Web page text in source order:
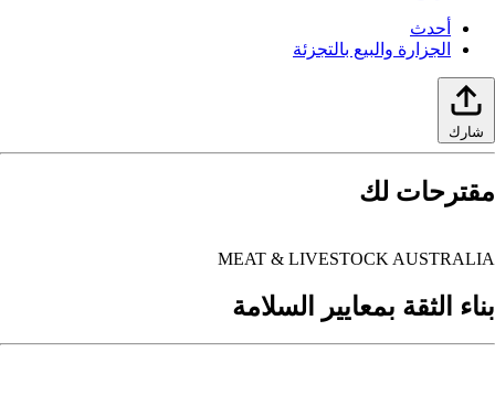
أحدث
الجزارة والبيع بالتجزئة
شارك
مقترحات لك
MEAT & LIVESTOCK AUSTRALIA
بناء الثقة بمعايير السلامة